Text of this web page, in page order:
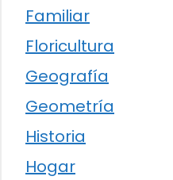
Familiar
Floricultura
Geografía
Geometría
Historia
Hogar